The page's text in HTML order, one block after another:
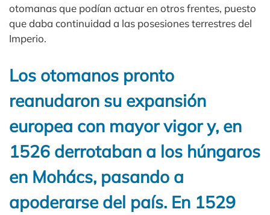
otomanas que podían actuar en otros frentes, puesto
que daba continuidad a las posesiones terrestres del
Imperio.
Los otomanos pronto
reanudaron su expansión
europea con mayor vigor y, en
1526 derrotaban a los húngaros
en Mohács, pasando a
apoderarse del país. En 1529